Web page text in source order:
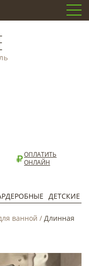
ОПЛАТИТЬ
ОНЛАЙН
ДЕТСКИЕ
ванной / Длинная